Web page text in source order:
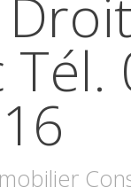
16